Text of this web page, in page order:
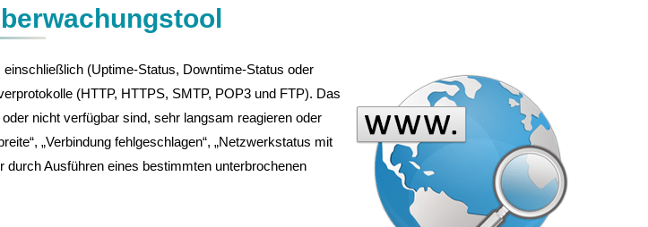
(Uptime-Status, Downtime-Status oder
(HTTP, HTTPS, SMTP, POP3 und FTP). Das
nicht verfügbar sind, sehr langsam reagieren oder
„Verbindung fehlgeschlagen“, „Netzwerkstatus mit
durch Ausführen eines bestimmten unterbrochenen